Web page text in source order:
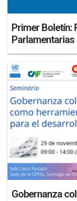
Primer Boletín:
Parlamentarias
Gobernanza